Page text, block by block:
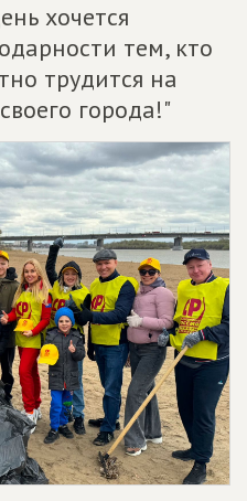
хочется
тем, кто
трудится на
города!"